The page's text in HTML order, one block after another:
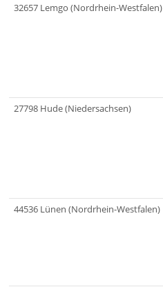
32657 Lemgo (Nordrhein-Westfalen)
27798 Hude (Niedersachsen)
44536 Lünen (Nordrhein-Westfalen)